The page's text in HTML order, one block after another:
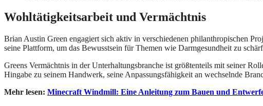
Wohltätigkeitsarbeit und Vermächtnis
Brian Austin Green engagiert sich aktiv in verschiedenen philanthropischen
seine Plattform, um das Bewusstsein für Themen wie Darmgesundheit zu
Greens Vermächtnis in der Unterhaltungsbranche ist größtenteils mit seiner
Hingabe zu seinem Handwerk, seine Anpassungsfähigkeit an wechselnde
Mehr lesen: Minecraft Windmill: Eine Anleitung zum Bauen und